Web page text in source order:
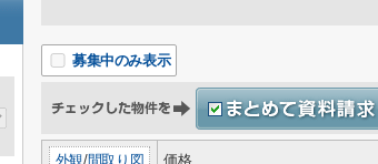
募集中のみ表示
外観/間取り図
価格